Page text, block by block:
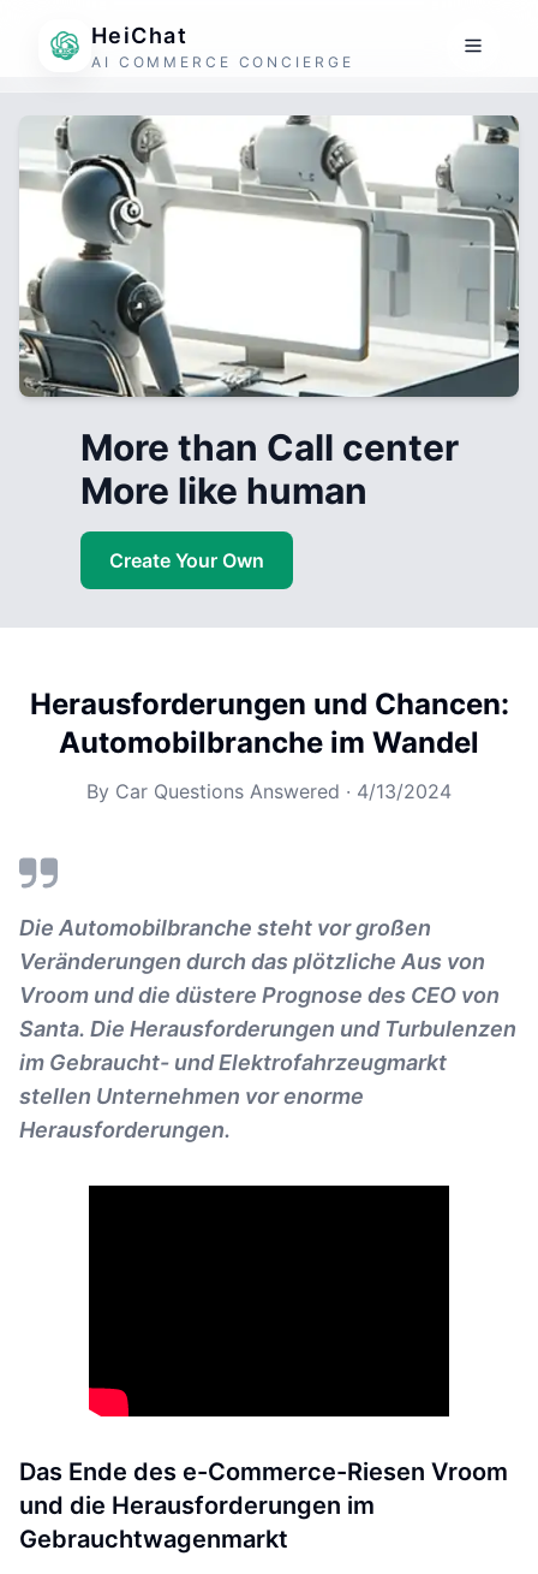
HeiChat
AI COMMERCE CONCIERGE
More than Call center
More like human
Create Your Own
Herausforderungen und Chancen:
Automobilbranche im Wandel
By Car Questions Answered · 4/13/2024
Die Automobilbranche steht vor großen
Veränderungen durch das plötzliche Aus von
Vroom und die düstere Prognose des CEO von
Santa. Die Herausforderungen und Turbulenzen
im Gebraucht- und Elektrofahrzeugmarkt
stellen Unternehmen vor enorme
Herausforderungen.
Das Ende des e-Commerce-Riesen Vroom
und die Herausforderungen im
Gebrauchtwagenmarkt